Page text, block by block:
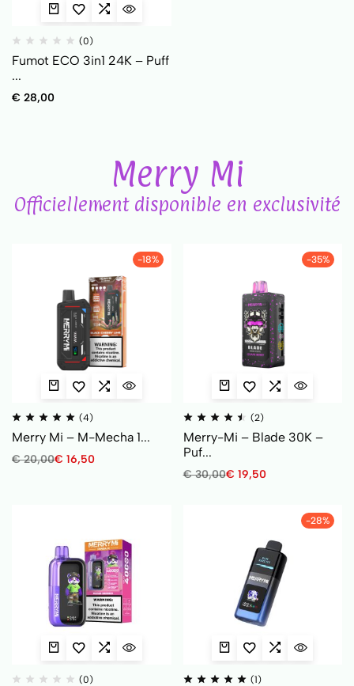
(0)
Fumot ECO 3in1 24K – Puff
...
€ 28,00
Merry Mi
Officiellement disponible en exclusivité
-18%
(4)
Merry Mi – M-Mecha 1...
€20,00€ 16,50
-35%
(2)
Merry-Mi – Blade 30K –
Puf...
€30,00€ 19,50
(0)
-28%
(1)